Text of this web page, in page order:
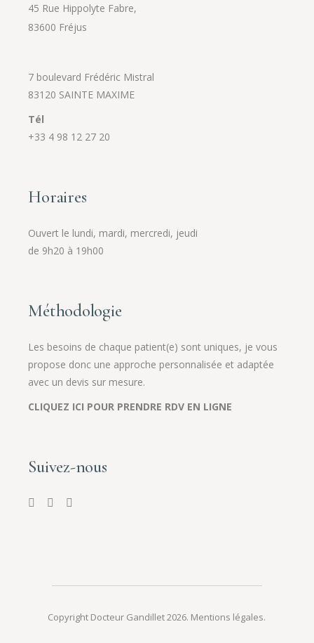
45 Rue Hippolyte Fabre,
83600 Fréjus
7 boulevard Frédéric Mistral
83120 SAINTE MAXIME
Tél
+33 4 98 12 27 20
Horaires
Ouvert le lundi, mardi, mercredi, jeudi
de 9h20 à 19h00
Méthodologie
Les besoins de chaque patient(e) sont uniques, je vous
propose donc une approche personnalisée et adaptée
avec un devis sur mesure.
CLIQUEZ ICI POUR PRENDRE RDV EN LIGNE
Suivez-nous
Copyright Docteur Gandillet 2026. Mentions légales.